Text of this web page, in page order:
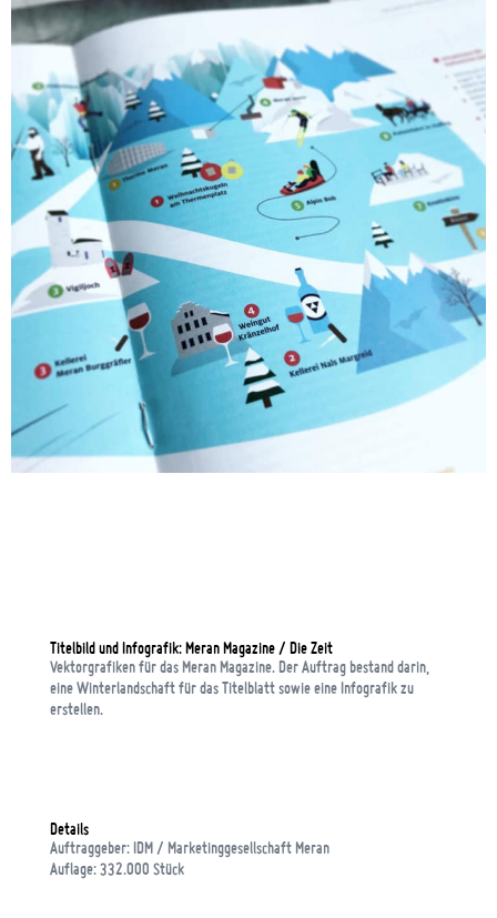
Titelbild und Infografik: Meran Magazine / Die Zeit
Vektorgrafiken für das Meran Magazine. Der Auftrag bestand darin,
eine Winterlandschaft für das Titelblatt sowie eine Infografik zu
erstellen.
Details
Auftraggeber: IDM / Marketinggesellschaft Meran
Auflage: 332.000 Stück